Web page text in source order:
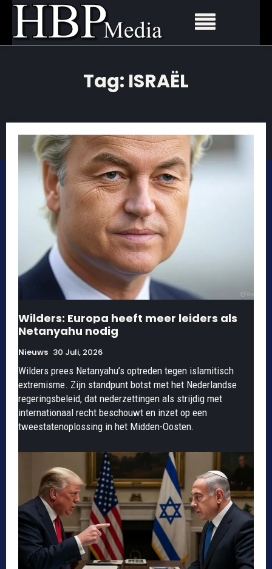
Tag: ISRAËL
Wilders: Europa heeft meer leiders als
Netanyahu nodig
Nieuws 30 Juli, 2026
Wilders prees Netanyahu’s optreden tegen islamitisch
extremisme. Zijn standpunt botst met het Nederlandse
regeringsbeleid, dat nederzettingen als strijdig met
internationaal recht beschouwt en inzet op een
tweestatenoplossing in het Midden-Oosten.